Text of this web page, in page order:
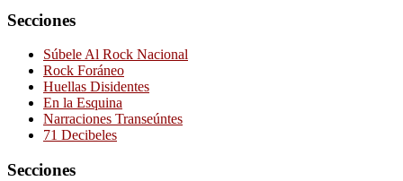
Secciones
Súbele Al Rock Nacional
Rock Foráneo
Huellas Disidentes
En la Esquina
Narraciones Transeúntes
71 Decibeles
Secciones